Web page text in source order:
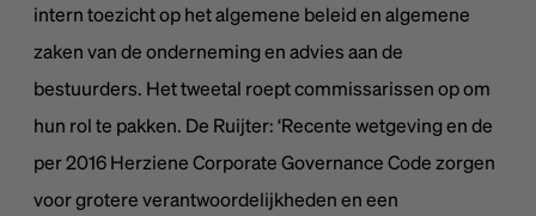
intern toezicht op het algemene beleid en algemene
zaken van de onderneming en advies aan de
bestuurders. Het tweetal roept commissarissen op om
hun rol te pakken. De Ruijter: ‘Recente wetgeving en de
per 2016 Herziene Corporate Governance Code zorgen
voor grotere verantwoordelijkheden en een